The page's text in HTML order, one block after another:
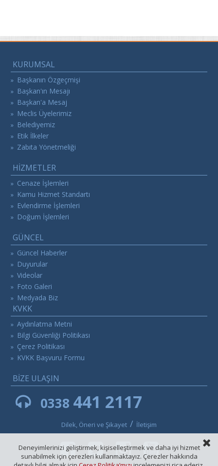
KURUMSAL
» Başkanın Özgeçmişi
» Başkan'ın Mesajı
» Başkan'a Mesaj
» Meclis Üyelerimiz
» Belediyemiz
» Etik İlkeler
» Zabıta Yönetmeliği
HİZMETLER
» Cenaze İşlemleri
» Kamu Hizmet Standartı
» Evlendirme İşlemleri
» Doğum İşlemleri
GÜNCEL
» Güncel Haberler
» Duyurular
» Videolar
» Foto Galeri
» Medyada Biz
KVKK
» Aydınlatma Metni
» Bilgi Güvenliği Politikası
» Çerez Politikası
» KVKK Başvuru Formu
BİZE ULAŞIN
0338 441 2117
Dilek, Öneri ve Şikayet / İletişim
Deneyimlerinizi geliştirmek, kişiselleştirmek ve daha iyi hizmet
sunabilmek için çerezleri kullanmaktayız. Çerezler hakkında